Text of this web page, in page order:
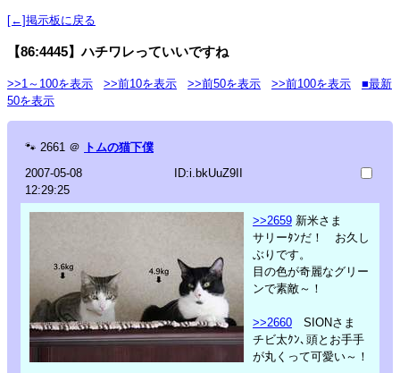
[←]掲示板に戻る
【86:4445】ハチワレっていいですね
>>1～100を表示 >>前10を表示 >>前50を表示 >>前100を表示
■最新
50を表示
🐾 2661 ＠ トムの猫下僕
2007-05-08
12:29:25
ID:i.bkUuZ9II
>>2659 新米さま
サリーﾀﾝだ！ お久し
ぶりです。
目の色が奇麗なグリー
ンで素敵～！
>>2660 SIONさま
チビ太ｸﾝ､頭とお手手
が丸くって可愛い～！